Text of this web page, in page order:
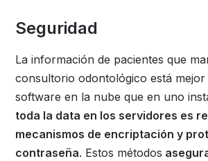
Seguridad
La información de pacientes que
consultorio odontológico está
software en la nube que en uno
toda la data en los servidores es
mecanismos de encriptación y
contraseña. Estos métodos